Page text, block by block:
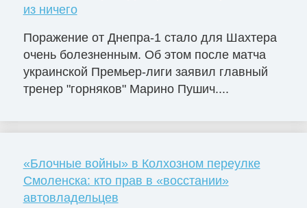
из ничего
Поражение от Днепра-1 стало для Шахтера
очень болезненным. Об этом после матча
украинской Премьер-лиги заявил главный
тренер "горняков" Марино Пушич....
«Блочные войны» в Колхозном переулке
Смоленска: кто прав в «восстании»
автовладельцев